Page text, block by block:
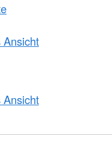
Ansicht
Ansicht